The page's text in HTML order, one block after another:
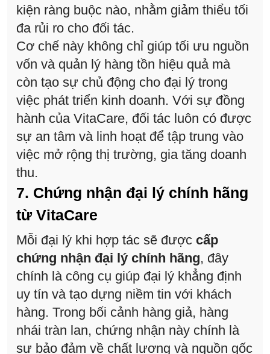
kiện ràng buộc nào, nhằm giảm thiểu tối
đa rủi ro cho đối tác.
Cơ chế này không chỉ giúp tối ưu nguồn
vốn và quản lý hàng tồn hiệu quả mà
còn tạo sự chủ động cho đại lý trong
việc phát triển kinh doanh. Với sự đồng
hành của VitaCare, đối tác luôn có được
sự an tâm và linh hoạt để tập trung vào
việc mở rộng thị trường, gia tăng doanh
thu.
7. Chứng nhận đại lý chính hãng
từ VitaCare
Mỗi đại lý khi hợp tác sẽ được cấp
chứng nhận đại lý chính hãng, đây
chính là công cụ giúp đại lý khẳng định
uy tín và tạo dựng niềm tin với khách
hàng. Trong bối cảnh hàng giả, hàng
nhái tràn lan, chứng nhận này chính là
sự bảo đảm về chất lượng và nguồn gốc